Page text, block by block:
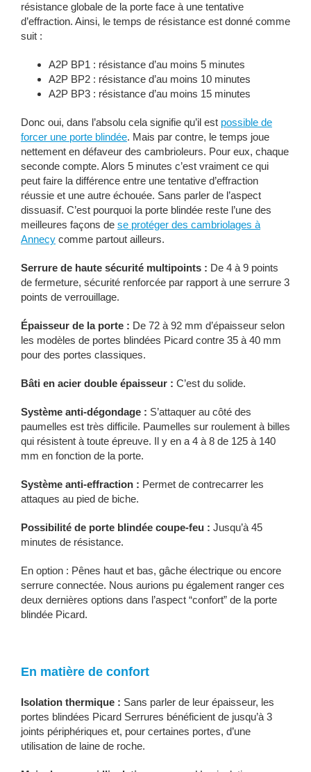
résistance globale de la porte face à une tentative
d’effraction. Ainsi, le temps de résistance est donné comme
suit :
A2P BP1 : résistance d’au moins 5 minutes
A2P BP2 : résistance d’au moins 10 minutes
A2P BP3 : résistance d’au moins 15 minutes
Donc oui, dans l’absolu cela signifie qu’il est possible de
forcer une porte blindée. Mais par contre, le temps joue
nettement en défaveur des cambrioleurs. Pour eux, chaque
seconde compte. Alors 5 minutes c’est vraiment ce qui
peut faire la différence entre une tentative d’effraction
réussie et une autre échouée. Sans parler de l’aspect
dissuasif. C’est pourquoi la porte blindée reste l’une des
meilleures façons de se protéger des cambriolages à
Annecy comme partout ailleurs.
Serrure de haute sécurité multipoints : De 4 à 9 points
de fermeture, sécurité renforcée par rapport à une serrure 3
points de verrouillage.
Épaisseur de la porte : De 72 à 92 mm d’épaisseur selon
les modèles de portes blindées Picard contre 35 à 40 mm
pour des portes classiques.
Bâti en acier double épaisseur : C’est du solide.
Système anti-dégondage : S’attaquer au côté des
paumelles est très difficile. Paumelles sur roulement à billes
qui résistent à toute épreuve. Il y en a 4 à 8 de 125 à 140
mm en fonction de la porte.
Système anti-effraction : Permet de contrecarrer les
attaques au pied de biche.
Possibilité de porte blindée coupe-feu : Jusqu’à 45
minutes de résistance.
En option : Pênes haut et bas, gâche électrique ou encore
serrure connectée. Nous aurions pu également ranger ces
deux dernières options dans l’aspect “confort” de la porte
blindée Picard.
En matière de confort
Isolation thermique : Sans parler de leur épaisseur, les
portes blindées Picard Serrures bénéficient de jusqu’à 3
joints périphériques et, pour certaines portes, d’une
utilisation de laine de roche.